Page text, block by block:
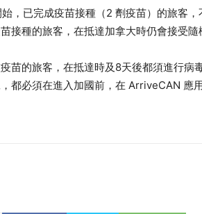
，已完成疫苗接種（2 劑疫苗）的旅客
接種的旅客，在抵達加拿大時仍會接受隨
苗的旅客，在抵達時及8天後都須進行病
都必須在進入加國前，在 ArriveCAN 應